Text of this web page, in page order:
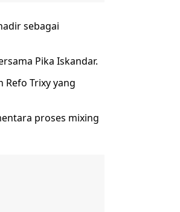
sebagai
Pika Iskandar.
Trixy yang
proses mixing